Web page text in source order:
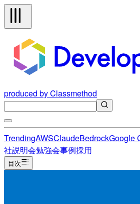
produced by Classmethod
TrendingAWSClaudeBedrockGoogle
社説明会勉強会事例採用
目次